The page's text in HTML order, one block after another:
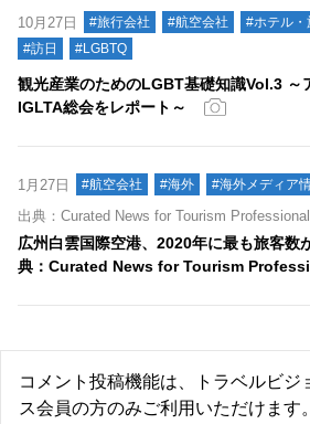
10月27日 #旅行会社 #航空会社 #ホテル・
#訪日
#LGBTQ
観光産業のためのLGBT基礎知識Vol.3 ～
IGLTA総会をレポート～
1月27日 #航空会社 #海外 #海外メディア
出典：Curated News for Tourism
広州白雲国際空港、2020年に最も旅客数
典：Curated News for Tourism
コメント投稿機能は、トラベルビジ
ス会員の方のみご利用いただけます。